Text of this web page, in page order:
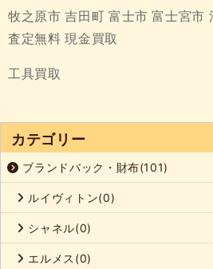
牧之原市 吉田町 富士市 富士宮市
査定無料 現金買取
工具買取
カテゴリー
ブランドバック・財布(101)
ルイヴィトン(0)
シャネル(0)
エルメス(0)